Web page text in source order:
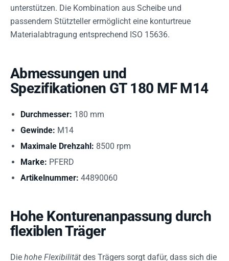
unterstützen. Die Kombination aus Scheibe und
passendem Stützteller ermöglicht eine konturtreue
Materialabtragung entsprechend ISO 15636.
Abmessungen und
Spezifikationen GT 180 MF M14
Durchmesser: 180 mm
Gewinde: M14
Maximale Drehzahl: 8500 rpm
Marke: PFERD
Artikelnummer: 44890060
Hohe Konturenanpassung durch
flexiblen Träger
Die hohe Flexibilität des Trägers sorgt dafür, dass sich die